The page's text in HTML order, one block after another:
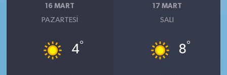
16 MART
PAZARTESI
4°
17 MART
SALI
8°